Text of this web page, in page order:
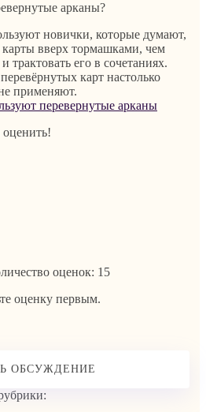
арканы?
новички, которые думают,
карты вверх тормашками, чем
трактовать его в сочетаниях.
карт настолько
применяют.
перевернутые арканы
оценок: 15
оценку первым.